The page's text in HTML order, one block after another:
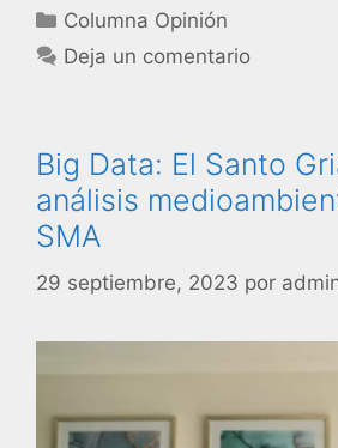
Columna Opinión
Deja un comentario
Big Data: El Santo
análisis
SMA
29 septiembre, 2023 por